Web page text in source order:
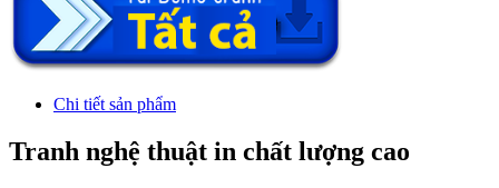
Chi tiết sản phẩm
Tranh nghệ thuật in chất lượng cao